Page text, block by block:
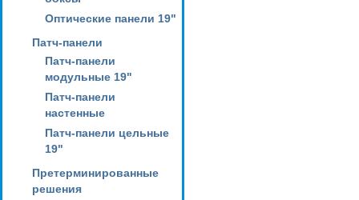
Оптические панели 19"
Патч-панели
Патч-панели
модульные 19"
Патч-панели
настенные
Патч-панели цельные
19"
Претерминированные
решения